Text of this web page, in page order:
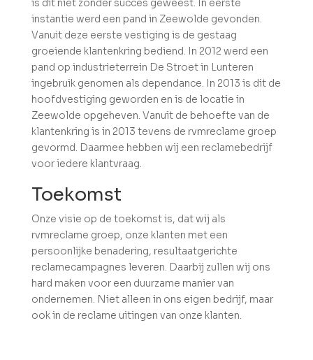
is dit niet zonder succes geweest. In eerste
instantie werd een pand in Zeewolde gevonden.
Vanuit deze eerste vestiging is de gestaag
groeiende klantenkring bediend. In 2012 werd een
pand op industrieterrein De Stroet in Lunteren
ingebruik genomen als dependance. In 2013 is dit de
hoofdvestiging geworden en is de locatie in
Zeewolde opgeheven. Vanuit de behoefte van de
klantenkring is in 2013 tevens de rvmreclame groep
gevormd. Daarmee hebben wij een reclamebedrijf
voor iedere klantvraag.
Toekomst
Onze visie op de toekomst is, dat wij als
rvmreclame groep, onze klanten met een
persoonlijke benadering, resultaatgerichte
reclamecampagnes leveren. Daarbij zullen wij ons
hard maken voor een duurzame manier van
ondernemen. Niet alleen in ons eigen bedrijf, maar
ook in de reclame uitingen van onze klanten.